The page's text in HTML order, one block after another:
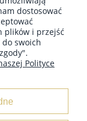
dostosować
plików i przejść
swoich
Polityce